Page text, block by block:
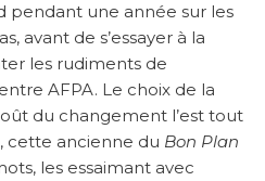
pendant une année sur les
avant de s’essayer à la
les rudiments de
AFPA. Le choix de la
du changement l’est tout
cette ancienne du Bon Plan
les essaimant avec